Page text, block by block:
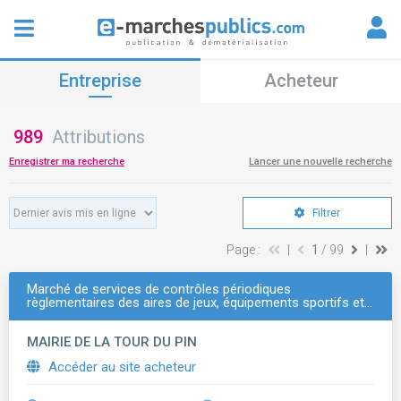
Entreprise Acheteur
989 Attributions
Enregistrer ma recherche Lancer une nouvelle recherche
Filtrer
Page : 1 / 99
Marché de services de contrôles périodiques
règlementaires des aires de jeux, équipements sportifs et…
MAIRIE DE LA TOUR DU PIN
Accéder au site acheteur